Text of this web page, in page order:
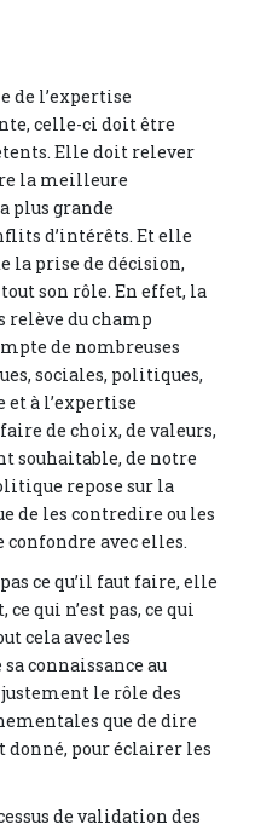
de l’expertise
celle-ci doit être
Elle doit relever
la meilleure
plus grande
d’intérêts. Et elle
la prise de décision,
son rôle. En effet, la
relève du champ
de nombreuses
sociales, politiques,
et à l’expertise
de choix, de valeurs,
souhaitable, de notre
repose sur la
de les contredire ou les
avec elles.
ce qu’il faut faire, elle
qui n’est pas, ce qui
cela avec les
connaissance au
justement le rôle des
que de dire
donné, pour éclairer les
de validation des